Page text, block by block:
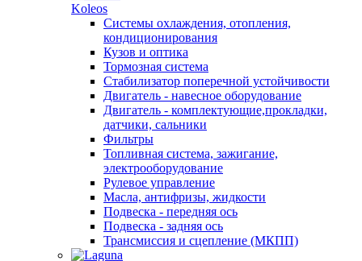
Koleos
Системы охлаждения, отопления,
кондиционирования
Кузов и оптика
Тормозная система
Стабилизатор поперечной устойчивости
Двигатель - навесное оборудование
Двигатель - комплектующие,прокладки,
датчики, сальники
Фильтры
Топливная система, зажигание,
электрооборудование
Рулевое управление
Масла, антифризы, жидкости
Подвеска - передняя ось
Подвеска - задняя ось
Трансмиссия и сцепление (МКПП)